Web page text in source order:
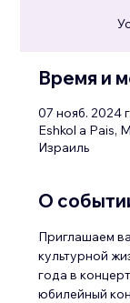
Время и
07 нояб. 2024
Eshkol a Pais,
Израиль
О
Приглашаем
культурной
года в
юбилейный